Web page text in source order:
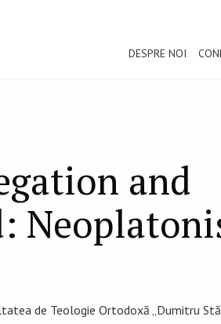
DESPRE NOI
and
de Teologie Ortodoxă „Dumitru